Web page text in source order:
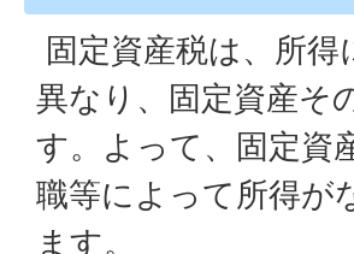
固定資産税は、所
異なり、固定資産そ
す。よって、固定資
職等によって所得が
ます。